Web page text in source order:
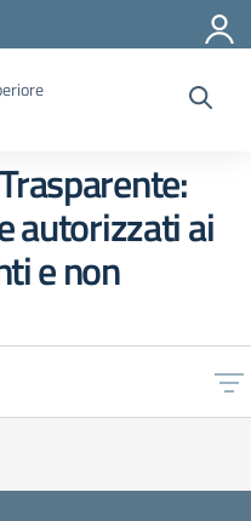
autorizzati ai
e non